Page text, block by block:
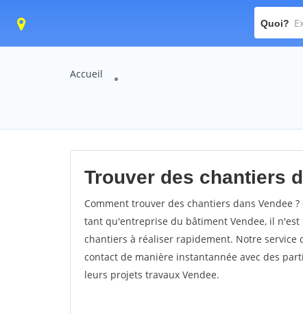
Quoi?
Accueil
Trouver des chantiers
Comment trouver des chantiers dans Vendee
tant qu'entreprise du bâtiment Vendee, il
chantiers à réaliser rapidement. Notre service
contact de manière instantannée avec des
leurs projets travaux Vendee.